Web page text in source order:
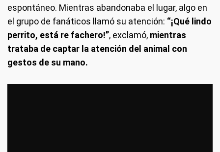
espontáneo. Mientras abandonaba el lugar, algo en
el grupo de fanáticos llamó su atención: “¡Qué lindo
perrito, está re fachero!”, exclamó, mientras
trataba de captar la atención del animal con
gestos de su mano.